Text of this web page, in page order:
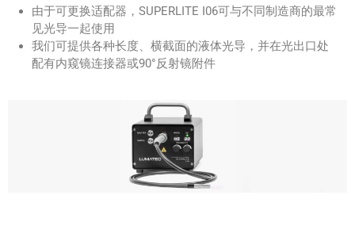
由于可更换适配器， SUPERLITE I06可与不同制造商的最常
见光导一起使用
我们可提供各种长度、横截面的液体光导，并在光出口处
配有内窥镜连接器或90°反射镜附件